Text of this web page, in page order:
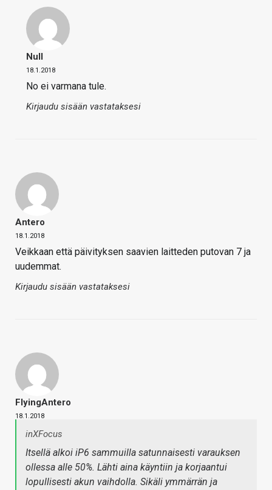
Null
18.1.2018
No ei varmana tule.
Kirjaudu sisään vastataksesi
Antero
18.1.2018
Veikkaan että päivityksen saavien laitteden putovan 7 ja
uudemmat.
Kirjaudu sisään vastataksesi
FlyingAntero
18.1.2018
inXFocus
Itsellä alkoi iP6 sammuilla satunnaisesti varauksen
ollessa alle 50%. Lähti aina käyntiin ja korjaantui
lopullisesti akun vaihdolla. Sikäli ymmärrän ja